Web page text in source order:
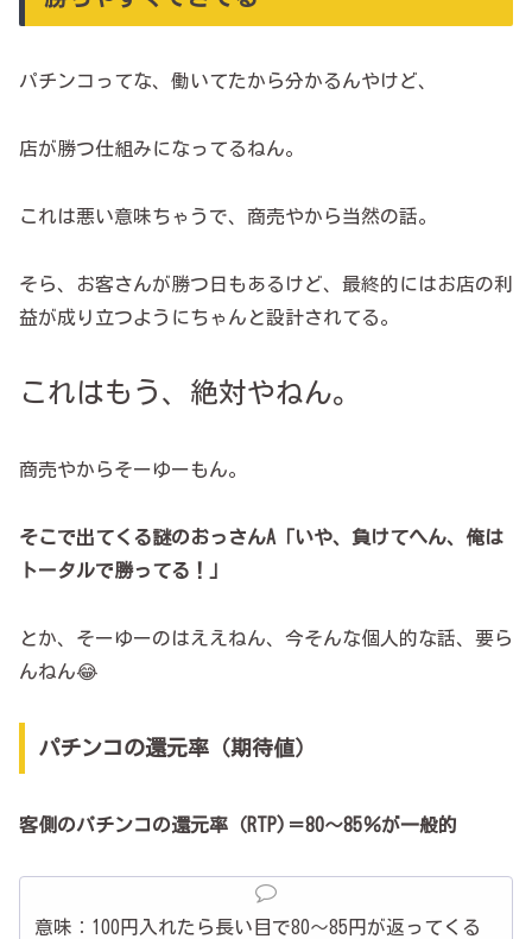
パチンコってな、働いてたから分かるんやけど、
店が勝つ仕組みになってるねん。
これは悪い意味ちゃうで、商売やから当然の話。
そら、お客さんが勝つ日もあるけど、最終的にはお店の利
益が成り立つようにちゃんと設計されてる。
これはもう、絶対やねん。
商売やからそーゆーもん。
そこで出てくる謎のおっさんA「いや、負けてへん、俺は
トータルで勝ってる！」
とか、そーゆーのはええねん、今そんな個人的な話、要ら
んねん😂
パチンコの還元率（期待値）
客側のパチンコの還元率（RTP)＝80～85％が一般的
意味：100円入れたら長い目で80～85円が返ってくる